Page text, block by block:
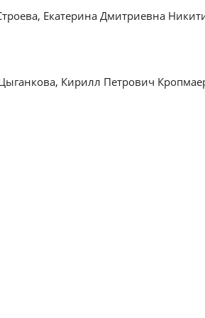
Екатерина Дмитриевна
Кирилл Петрович